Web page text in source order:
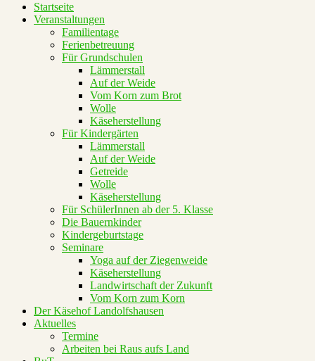
Startseite
Veranstaltungen
Familientage
Ferienbetreuung
Für Grundschulen
Lämmerstall
Auf der Weide
Vom Korn zum Brot
Wolle
Käseherstellung
Für Kindergärten
Lämmerstall
Auf der Weide
Getreide
Wolle
Käseherstellung
Für SchülerInnen ab der 5. Klasse
Die Bauernkinder
Kindergeburtstage
Seminare
Yoga auf der Ziegenweide
Käseherstellung
Landwirtschaft der Zukunft
Vom Korn zum Korn
Der Käsehof Landolfshausen
Aktuelles
Termine
Arbeiten bei Raus aufs Land